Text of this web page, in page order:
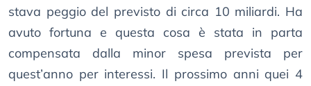
stava peggio del previsto di circa 10 miliardi. Ha
avuto fortuna e questa cosa è stata in parta
compensata dalla minor spesa prevista per
quest’anno per interessi. Il prossimo anni quei 4